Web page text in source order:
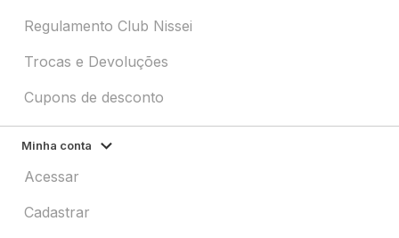
Regulamento Club Nissei
Trocas e Devoluções
Cupons de desconto
Minha conta
Acessar
Cadastrar